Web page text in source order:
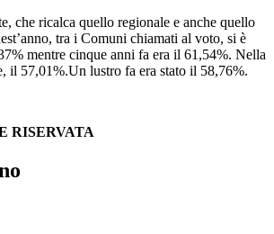
che ricalca quello regionale e anche quello
tra i Comuni chiamati al voto, si è
mentre cinque anni fa era il 61,54%. Nella
il 57,01%.Un lustro fa era stato il 58,76%.
RISERVATA